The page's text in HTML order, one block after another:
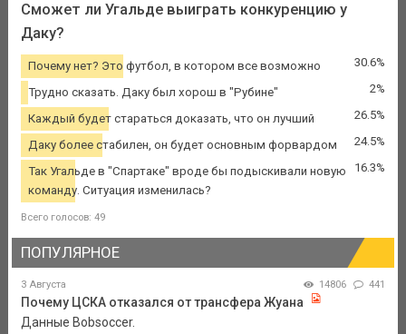
Сможет ли Угальде выиграть конкуренцию у
Даку?
Почему нет? Это футбол, в котором все возможно 30.6%
Трудно сказать. Даку был хорош в "Рубине" 2%
Каждый будет стараться доказать, что он лучший 26.5%
Даку более стабилен, он будет основным форвардом 24.5%
Так Угальде в "Спартаке" вроде бы подыскивали новую
команду. Ситуация изменилась?
16.3%
Всего голосов: 49
ПОПУЛЯРНОЕ
3 Августа 14806 441
Почему ЦСКА отказался от трансфера Жуана
Данные Bobsoccer.